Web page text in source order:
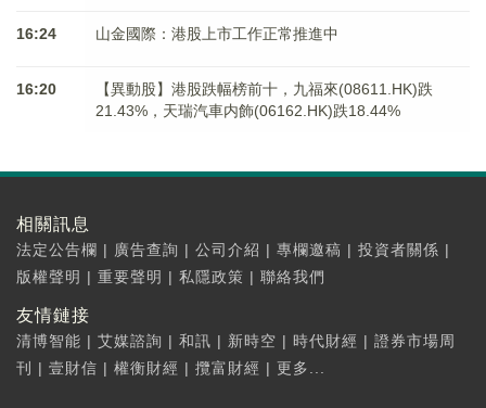
16:24 山金國際：港股上市工作正常推進中
16:20
【異動股】港股跌幅榜前十，九福來(08611.HK)跌
21.43%，天瑞汽車内飾(06162.HK)跌18.44%
相關訊息
法定公告欄 | 廣告查詢 | 公司介紹 | 專欄邀稿 | 投資者關係 |
版權聲明 | 重要聲明 | 私隱政策 | 聯絡我們
友情鏈接
清博智能 | 艾媒諮詢 | 和訊 | 新時空 | 時代財經 | 證券市場周
刊
| 壹財信 | 權衡財經 | 攬富財經 | 更多...